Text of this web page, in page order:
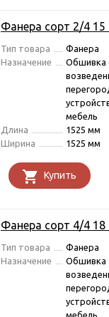
Фанера сорт 2/4
Тип товара
Фанера
Назначение
Обшивка
мебель
Длина
1525 мм
Ширина
1525 мм
Купить
Фанера сорт 4/4
Тип товара
Фанера
Назначение
Обшивка
мебель